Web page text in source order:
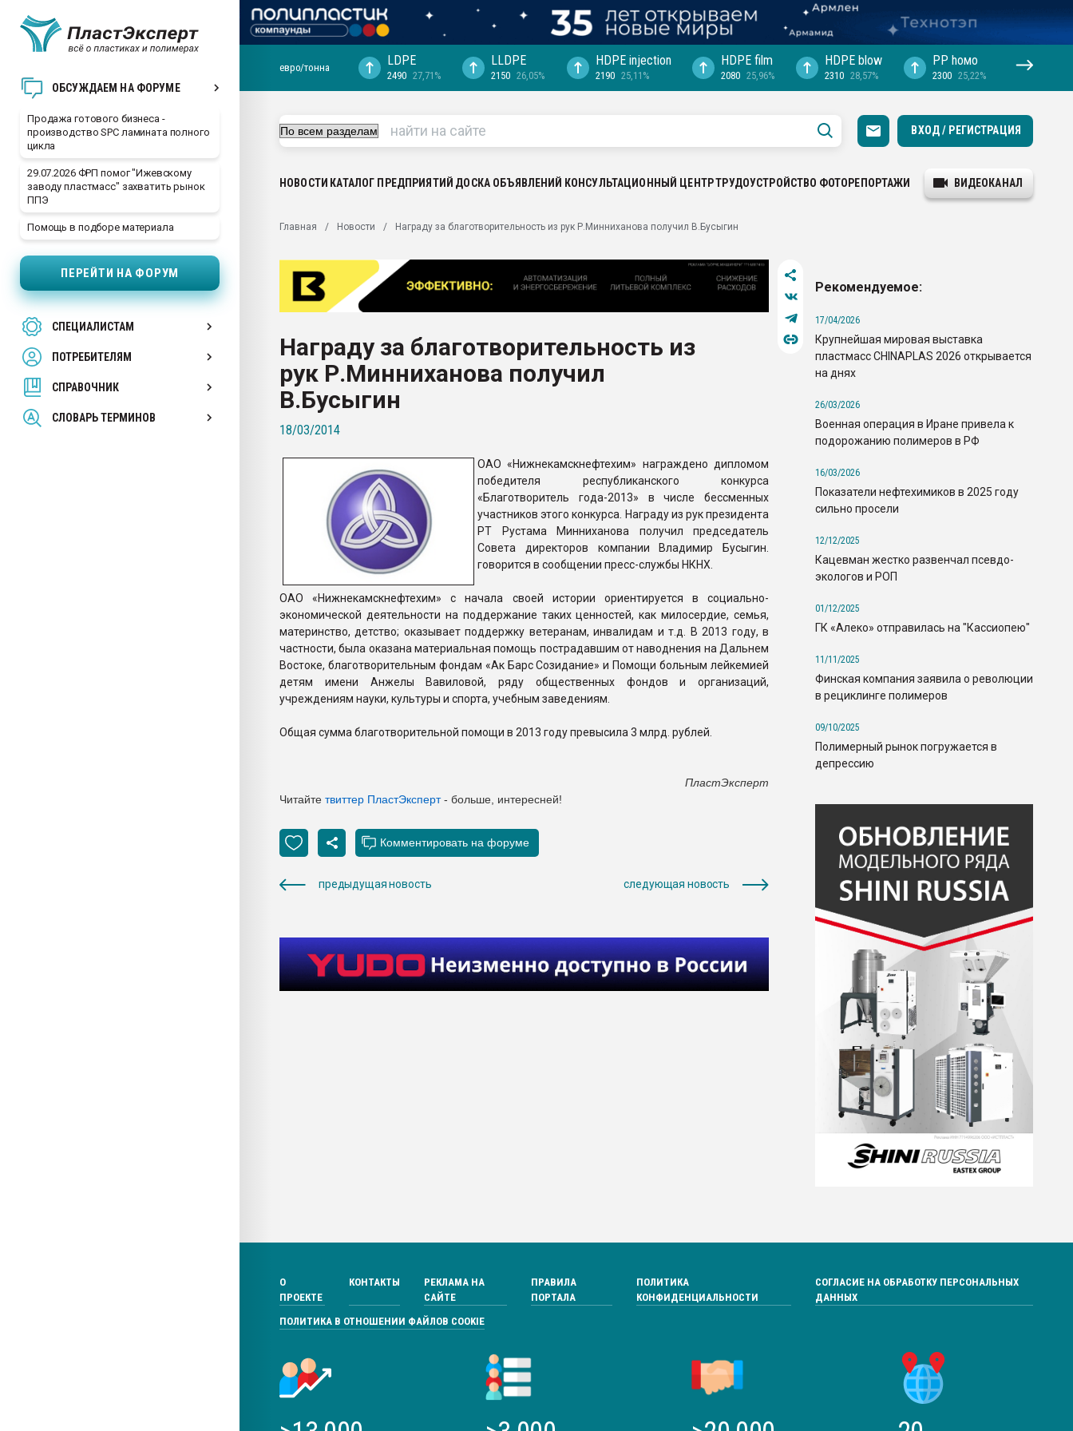
ОБСУЖДАЕМ НА ФОРУМЕ
Продажа готового бизнеса -
производство SPC ламината полного
цикла
29.07.2026 ФРП помог "Ижевскому
заводу пластмасс" захватить рынок
ППЭ
Помощь в подборе материала
ПЕРЕЙТИ НА ФОРУМ
СПЕЦИАЛИСТАМ
ПОТРЕБИТЕЛЯМ
СПРАВОЧНИК
СЛОВАРЬ ТЕРМИНОВ
28.07.2026 "Технониколь" довольна
Всё, что касается выдува ПЭТ
Материал поверхности пуансона для
Продам отходы Композиция
поликарбоната и АБС-пластика
Armaloy PC/ABS-1IM черный цвет
Профильная литература. Продажа,
покупка, обмен
ПЕРЕЙТИ НА ФОРУМ
евро/тонна LDPE
2490 27,71%
LLDPE
2150 26,05%
HDPE injection
2190 25,11%
HDPE film
2080 25,96%
HDPE blow
2310 28,57%
PP hомо
2300 25,22%
ВХОД / РЕГИСТРАЦИЯ
НОВОСТИ КАТАЛОГ ПРЕДПРИЯТИЙ ДОСКА ОБЪЯВЛЕНИЙ КОНСУЛЬТАЦИОННЫЙ ЦЕНТРТРУДОУСТРОЙСТВО ФОТОРЕПОРТАЖИ ВИДЕОКАНАЛ
Главная Новости Награду за благотворительность из рук Р.Минниханова получил В.Бусыгин
Награду за благотворительность из
рук Р.Минниханова получил
В.Бусыгин
18/03/2014
ОАО «Нижнекамскнефтехим» награждено дипломом
победителя республиканского конкурса
«Благотворитель года-2013» в числе бессменных
участников этого конкурса. Награду из рук президента
РТ Рустама Минниханова получил председатель
Совета директоров компании Владимир Бусыгин.
говорится в сообщении пресс-службы НКНХ.
ОАО «Нижнекамскнефтехим» с начала своей истории ориентируется в социально-
экономической деятельности на поддержание таких ценностей, как милосердие, семья,
материнство, детство; оказывает поддержку ветеранам, инвалидам и т.д. В 2013 году, в
частности, была оказана материальная помощь пострадавшим от наводнения на Дальнем
Востоке, благотворительным фондам «Ак Барс Созидание» и Помощи больным лейкемией
детям имени Анжелы Вавиловой, ряду общественных фондов и организаций,
учреждениям науки, культуры и спорта, учебным заведениям.
Общая сумма благотворительной помощи в 2013 году превысила 3 млрд. рублей.
ПластЭксперт
Читайте твиттер ПластЭксперт- больше, интересней!
предыдущая новость следующая новость
Рекомендуемое:
17/04/2026
Крупнейшая мировая выставка
пластмасс CHINAPLAS 2026 открывается
на днях
26/03/2026
Военная операция в Иране привела к
подорожанию полимеров в РФ
16/03/2026
Показатели нефтехимиков в 2025 году
сильно просели
12/12/2025
Кацевман жестко развенчал псевдо-
экологов и РОП
01/12/2025
ГК «Алеко» отправилась на "Кассиопею"
11/11/2025
Финская компания заявила о революции
в рециклинге полимеров
09/10/2025
Полимерный рынок погружается в
депрессию
О
ПРОЕКТЕ
КОНТАКТЫ
РЕКЛАМА НА
САЙТЕ
ПРАВИЛА
ПОРТАЛА
ПОЛИТИКА
КОНФИДЕНЦИАЛЬНОСТИ
СОГЛАСИЕ НА ОБРАБОТКУ ПЕРСОНАЛЬНЫХ
ДАННЫХ
ПОЛИТИКА В ОТНОШЕНИИ ФАЙЛОВ COOKIE